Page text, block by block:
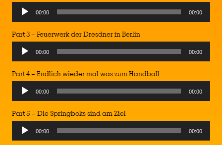
Audio
Player
00:00 00:00
Part 3 – Feuerwerk der Dresdner in Berlin
Audio
Player
00:00 00:00
Part 4 – Endlich wieder mal was zum Handball
Audio
Player
00:00 00:00
Part 5 – Die Springboks sind am Ziel
Audio
Player
00:00 00:00